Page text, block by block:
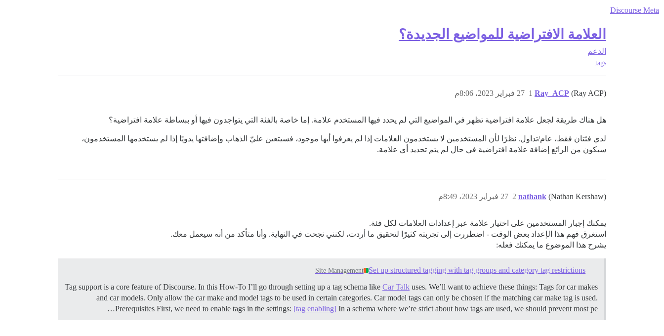
Discourse Meta
العلامة الافتراضية للمواضيع الجديدة؟
الدعم
tags
Ray_ACP (Ray ACP) 27 فبراير 2023، 8:06م 1
هل هناك طريقة لجعل علامة افتراضية تظهر في المواضيع التي لم يحدد فيها المستخدم علامة. إما خاصة بالفئة التي يتواجدون فيها أو ببساطة علامة افتراضية؟
لدي فئتان فقط، عام/تداول. نظرًا لأن المستخدمين لا يستخدمون العلامات إذا لم يعرفوا أيها موجود، فسيتعين عليّ الذهاب وإضافتها يدويًا إذا لم يستخدمها المستخدمون،
سيكون من الرائع إضافة علامة افتراضية في حال لم يتم تحديد أي علامة.
nathank (Nathan Kershaw) 27 فبراير 2023، 8:49م 2
يمكنك إجبار المستخدمين على اختيار علامة عبر إعدادات العلامات لكل فئة.
استغرق فهم هذا الإعداد بعض الوقت - اضطررت إلى تجربته كثيرًا لتحقيق ما أردت، لكنني نجحت في النهاية. وأنا متأكد من أنه سيعمل معك.
يشرح هذا الموضوع ما يمكنك فعله:
Set up structured tagging with tag groups and category tag restrictions
Site Management
Tag support is a core feature of Discourse. In this How-To I’ll go through setting up a tag schema like Car Talk uses. We’ll want to achieve these things: Tags for car makes
and car models. Only allow the car make and model tags to be used in certain categories. Car model tags can only be chosen if the matching car make tag is used.
Prerequisites First, we need to enable tags in the settings: [tag enabling] In a schema where we’re strict about how tags are used, we should prevent most pe…